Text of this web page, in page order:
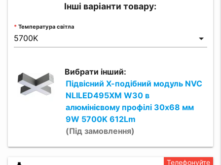
Інші варіанти товару:
Температура світла
Вибрати інший:
Підвісний Х-подібний модуль NVC
NLILED495XM W30 в
алюмінієвому профілі 30х68 мм
9W 5700K 612Lm
(Під замовлення)
Телефонуйте